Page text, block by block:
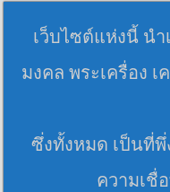
เว็บไซต์แห่งนี้ น
มงคล พระเครื่อง
ซึ่งทั้งหมด เป็นที่พึ่
ความเชื่